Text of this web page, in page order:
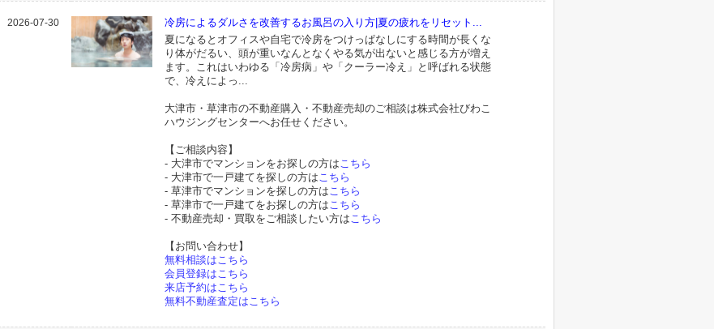
2026-07-30
冷房によるダルさを改善するお風呂の入り方|夏の疲れをリセット...
夏になるとオフィスや自宅で冷房をつけっぱなしにする時間が長くな
り体がだるい、頭が重いなんとなくやる気が出ないと感じる方が増え
ます。これはいわゆる「冷房病」や「クーラー冷え」と呼ばれる状態
で、冷えによっ...
大津市・草津市の不動産購入・不動産売却のご相談は株式会社びわこ
ハウジングセンターへお任せください。
【ご相談内容】
- 大津市でマンションをお探しの方はこちら
- 大津市で一戸建てを探しの方はこちら
- 草津市でマンションを探しの方はこちら
- 草津市で一戸建てをお探しの方はこちら
- 不動産売却・買取をご相談したい方はこちら
【お問い合わせ】
無料相談はこちら
会員登録はこちら
来店予約はこちら
無料不動産査定はこちら